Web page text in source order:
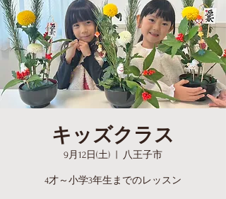
キッズクラス
9月12日(土) 八王子市
4才～小学3年生までのレッスン